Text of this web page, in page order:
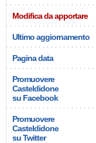
Modifica da apportare
Ultimo aggiornamento
Pagina data
Promuovere
Casteldidone
su Facebook
Promuovere
Casteldidone
su Twitter